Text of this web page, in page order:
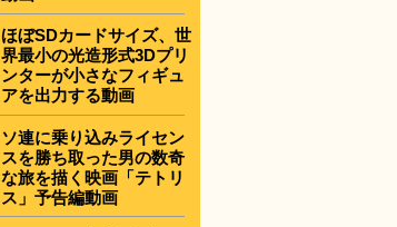
ほぼSDカードサイズ、世
界最小の光造形式3Dプリ
ンターが小さなフィギュ
アを出力する動画
ソ連に乗り込みライセン
スを勝ち取った男の数奇
な旅を描く映画「テトリ
ス」予告編動画